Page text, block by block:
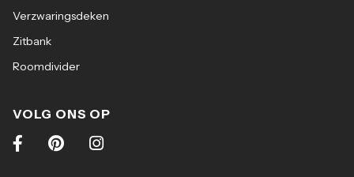
Verzwaringsdeken
Zitbank
Roomdivider
VOLG ONS OP